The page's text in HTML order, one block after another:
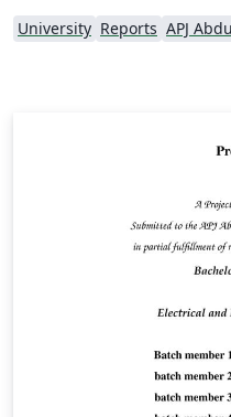
University Reports